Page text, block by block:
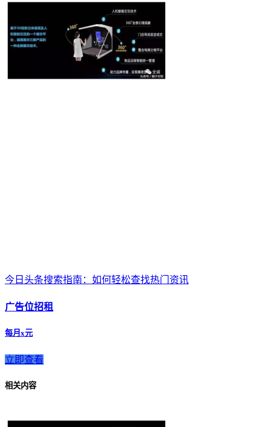
今日头条搜索指南：如何轻松查找热门资讯
广告位招租
每月x元
立即查看
相关内容